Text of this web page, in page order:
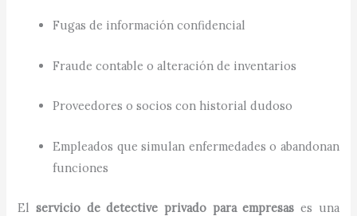
Fugas de información confidencial
Fraude contable o alteración de inventarios
Proveedores o socios con historial dudoso
Empleados que simulan enfermedades o abandonan
funciones
Elservicio de detective privado para empresas es una